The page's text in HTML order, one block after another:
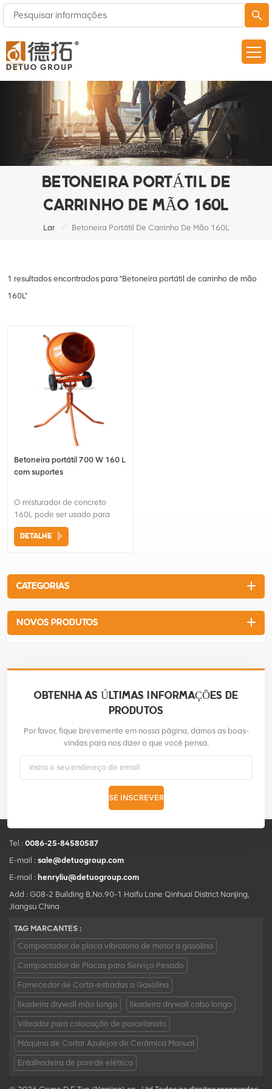
BETONEIRA PORTÁTIL DE
CARRINHO DE MÃO 160L
Lar / Betoneira Portátil De Carrinho De Mão 160L
1 resultados encontrados para "Betoneira portátil de carrinho de mão
160L"
Betoneira portátil 700 W 160 L
com suportes
O misturador de concreto
160L pode ser usado para
misturar lama de drywall,
gesso, cimento, fertilizante,
construção e uso
domésticoPode ser com
suportes
DETALHE
CATEGORIAS
NOVOS PRODUTOS
OBTENHA AS ÚLTIMAS INFORMAÇÕES DE
PRODUTOS
Por favor, fique brevemente em nossa página, damos as boas-
vindas para nos dizer o que você pensa.
SE INSCREVER
Tel : 0086-25-84580587
E-mail : sale@detuogroup.com
E-mail : henryliu@detuogroup.com
Add : G08-2 Building B,No.90-1 Haifu Lane Qinhuai District Nanjing,
Jiangsu China
TAG MARCANTES :
Compactador de placa vibratória de motor a gasolina
Compactador de Placas para Serviço Pesado
Fornecedor de Corta-estradas a Gasolina
lixadeira drywall mão longa lixadeira drywall cabo longo
Vibrador para colocação de porcelanato
Máquina de Cortar Azulejos de Cerâmica Manual
Entalhadeira de parede elétrica